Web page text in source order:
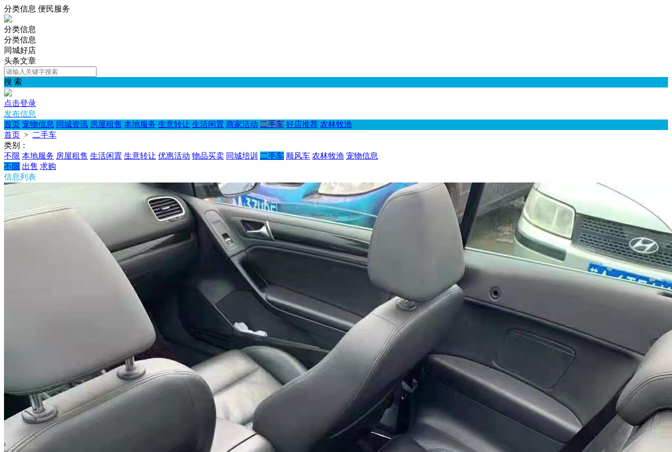
分类信息 便民服务
分类信息
分类信息
同城好店
头条文章
搜 索
点击登录
发布信息
首页 宠物信息 同城资讯 房屋租售 本地服务 生意转让 生活闲置 商家活动 二手车 好店推荐 农林牧渔
首页 > 二手车
类别：
不限 本地服务 房屋租售 生活闲置 生意转让 优惠活动 物品买卖 同城培训 二手车 顺风车 农林牧渔 宠物信息
不限 出售 求购
信息列表